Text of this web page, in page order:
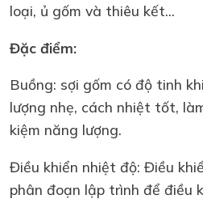
loại, ủ gốm và thiêu kết...
Đặc điểm:
Buồng: sợi gốm có độ tinh
lượng nhẹ, cách nhiệt tốt,
kiệm năng lượng.
Điều khiển nhiệt độ: Điều
phân đoạn lập trình để điều